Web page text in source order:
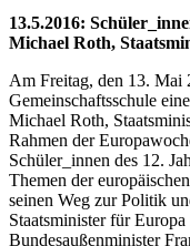
13.5.2016:
Michael Roth,
Am Freitag, den 13. Mai
Gemeinschaftsschule
Michael Roth,
Rahmen der
Schüler_innen des 12.
Themen der
seinen Weg zur Politik
Staatsminister für
Bundesaußenminister